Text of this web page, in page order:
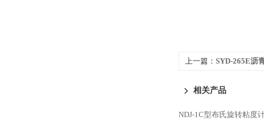
上一篇： SYD-265E沥
相关产品
NDJ-1C型布氏旋转粘度